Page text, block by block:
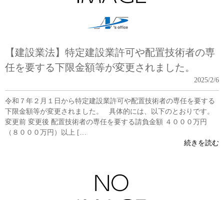
【建設業法】特定建設業許可や配置技術者の専
任を要する下限金額等が変更されました。
2025/2/6
令和７年２月１日から特定建設業許可や配置技術者の専任を要する
下限金額等が変更されました。 具体的には、以下のとおりです。
変更前 変更後 配置技術者の専任を要する請負金額 ４０００万円
（８０００万円）以上 […
続きを読む